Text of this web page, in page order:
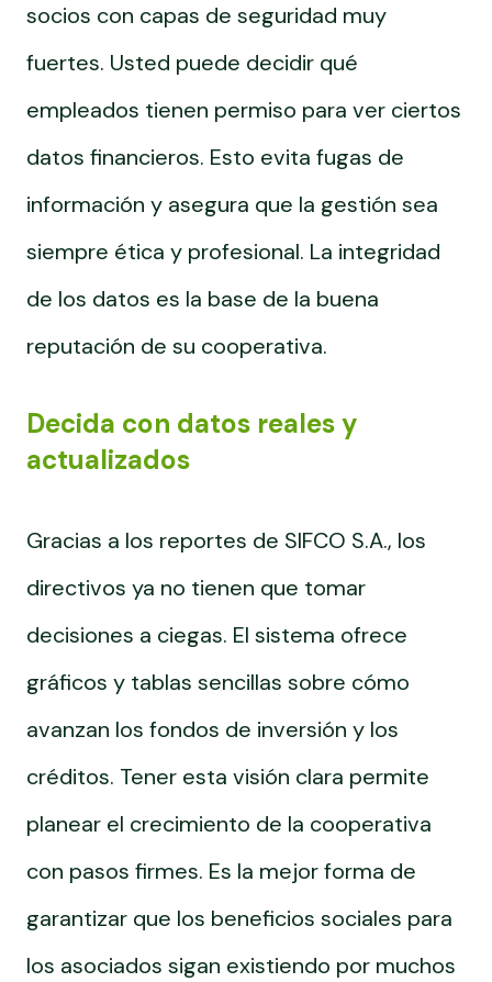
socios con capas de seguridad muy
fuertes. Usted puede decidir qué
empleados tienen permiso para ver ciertos
datos financieros. Esto evita fugas de
información y asegura que la gestión sea
siempre ética y profesional. La integridad
de los datos es la base de la buena
reputación de su cooperativa.
Decida con datos reales y
actualizados
Gracias a los reportes de SIFCO S.A., los
directivos ya no tienen que tomar
decisiones a ciegas. El sistema ofrece
gráficos y tablas sencillas sobre cómo
avanzan los fondos de inversión y los
créditos. Tener esta visión clara permite
planear el crecimiento de la cooperativa
con pasos firmes. Es la mejor forma de
garantizar que los beneficios sociales para
los asociados sigan existiendo por muchos